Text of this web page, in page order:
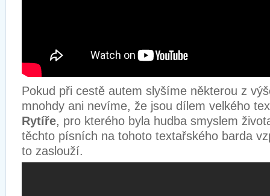
Pokud při cestě autem slyšíme některou z
mnohdy ani nevíme, že jsou dílem velkého
Rytíře, pro kterého byla hudba smyslem
těchto písních na tohoto textařského barda
to zaslouží.